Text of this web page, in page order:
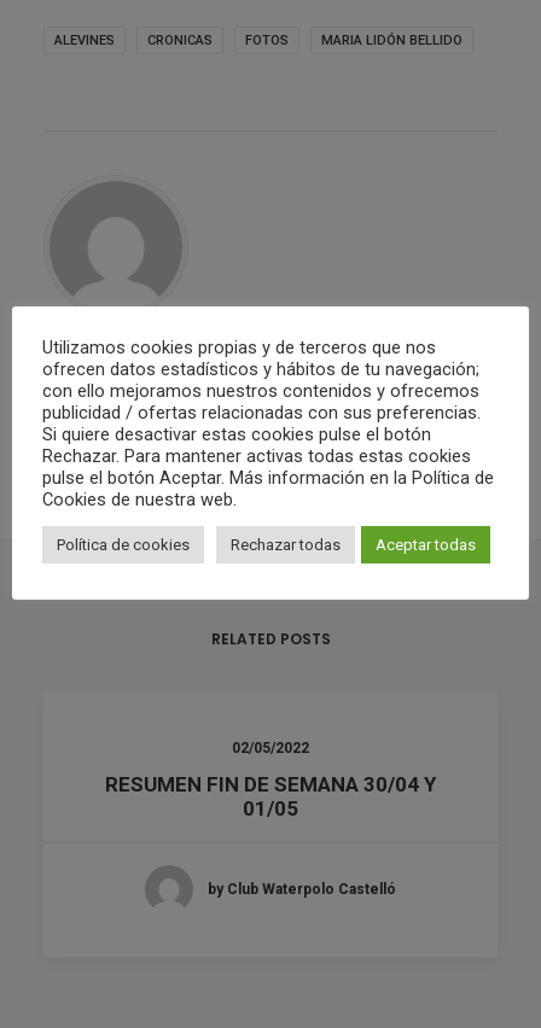
ALEVINES CRONICAS FOTOS MARIA LIDÓN BELLIDO
Club Waterpolo Castelló
ALL AUTHOR POSTS
RELATED POSTS
02/05/2022
RESUMEN FIN DE SEMANA 30/04 Y
01/05
by Club Waterpolo Castelló
Utilizamos cookies propias y de terceros que nos
ofrecen datos estadísticos y hábitos de tu navegación;
con ello mejoramos nuestros contenidos y ofrecemos
publicidad / ofertas relacionadas con sus preferencias.
Si quiere desactivar estas cookies pulse el botón
Rechazar. Para mantener activas todas estas cookies
pulse el botón Aceptar. Más información en la Política de
Cookies de nuestra web.
Política de cookies Rechazar todas Aceptar todas